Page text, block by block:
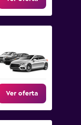
Ver oferta